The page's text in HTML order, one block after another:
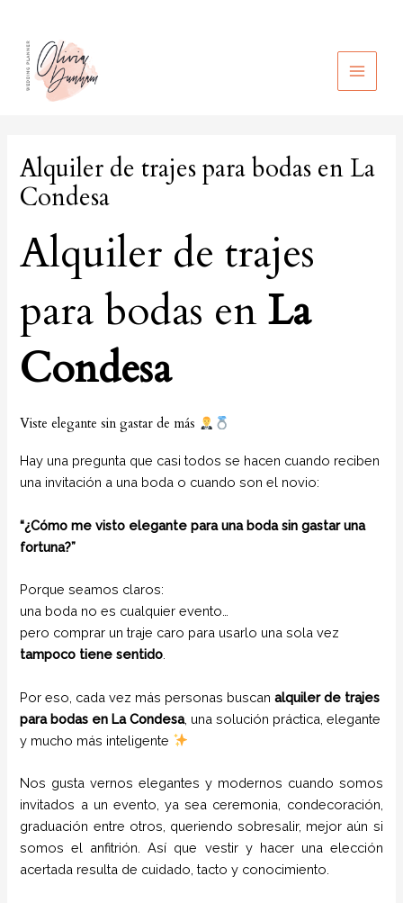
contenido
MAIN
Alquiler de trajes para bodas en La
Condesa
Alquiler de trajes
para bodas enLa
Condesa
Viste elegante sin gastar de más
Hay una pregunta que casi todos se hacen cuando reciben
una invitación a una boda o cuando son el novio:
“¿Cómo me visto elegante para una boda sin gastar una
fortuna?”
Porque seamos claros:
una boda no es cualquier evento…
pero comprar un traje caro para usarlo una sola vez
tampoco tiene sentido
Por eso, cada vez más personas buscanalquiler de trajes
para bodas en La Condesa, una solución práctica, elegante
y mucho más inteligente
Nos gusta vernos elegantes y modernos cuando somos
invitados a un evento, ya sea ceremonia, condecoración,
graduación entre otros, queriendo sobresalir, mejor aún si
somos el anfitrión. Así que vestir y hacer una elección
acertada resulta de cuidado, tacto y conocimiento.